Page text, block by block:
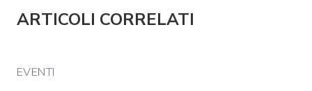
ARTICOLI CORRELATI
EVENTI